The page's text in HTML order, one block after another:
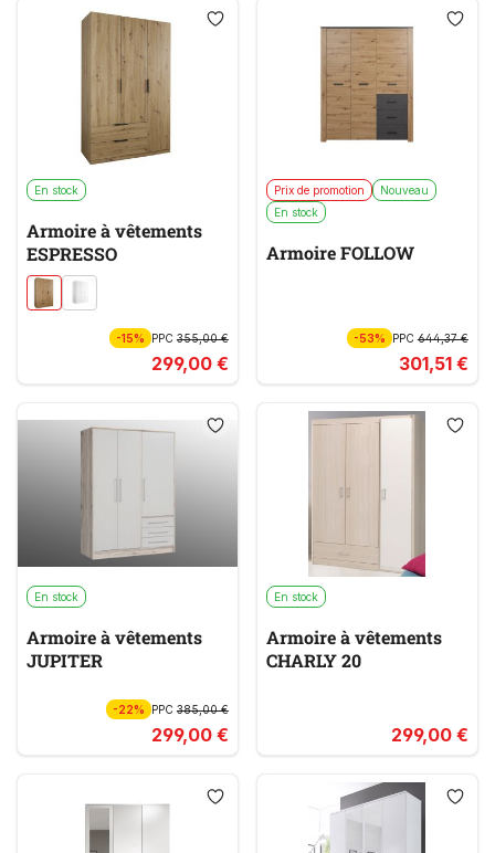
En stock
Armoire à vêtements
ESPRESSO
-15% PPC 355,00 €
299,00 €
Prix de promotion
Nouveau
En stock
Armoire FOLLOW
-53% PPC644,37 €
301,51 €
En stock
Armoire à vêtements
JUPITER
-22% PPC 385,00 €
299,00 €
En stock
Armoire à vêtements
CHARLY 20
299,00 €